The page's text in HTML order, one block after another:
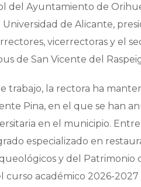
del Ayuntamiento de
Universidad de Alicante,
vicerrectoras y el
de San Vicente del
trabajo, la rectora ha
Pina, en el que se han
en el municipio.
especializado en
y del Patrimonio
curso académico 2026-